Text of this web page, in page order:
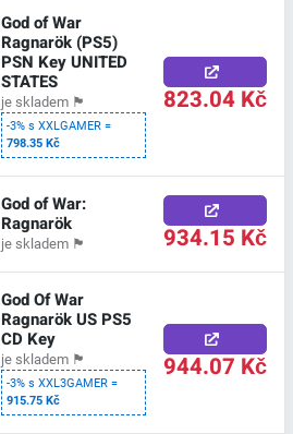
God of War
Ragnarök (PS5)
PSN Key UNITED
STATES
je skladem 🏴
-3% s XXLGAMER =
798.35 Kč
823.04 Kč
God of War:
Ragnarök
je skladem 🏴 934.15 Kč
God Of War
Ragnarök US PS5
CD Key
je skladem 🏴
-3% s XXL3GAMER =
915.75 Kč
944.07 Kč